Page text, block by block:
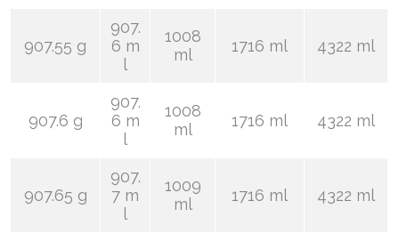
907.55 g
907.
6 m
l
1008
ml
1716 ml 4322 ml
907.6 g
907.
6 m
l
1008
ml
1716 ml 4322 ml
907.65 g
907.
7 m
l
1009
ml
1716 ml 4322 ml